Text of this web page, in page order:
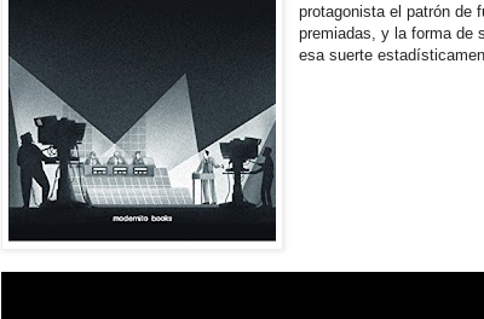
protagonista el patrón de
premiadas, y la forma de
esa suerte